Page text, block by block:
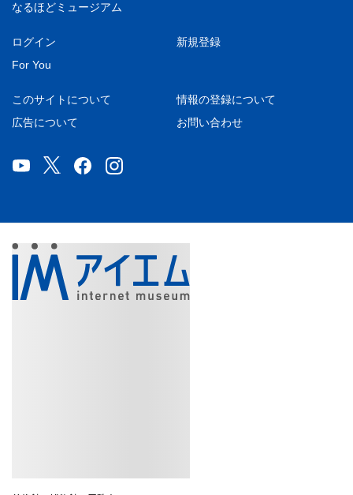
なるほどミュージアム
ログイン
新規登録
For You
このサイトについて
情報の登録について
広告について
お問い合わせ